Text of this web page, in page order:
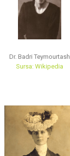
Dr. Badri Teymourtash
Sursa: Wikipedia